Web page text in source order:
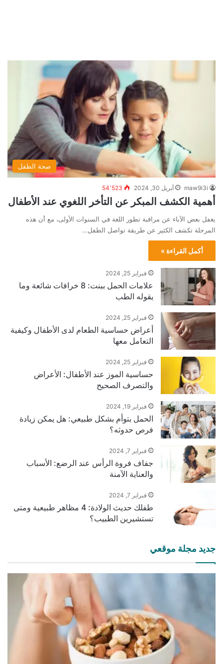
صحة الطفل
maw9i3i أبريل 30, 2024 54٬523
أهمية الكشف المبكر عن التأخر اللغوي عند الأطفال
يغفل بعض الآباء عن مراقبة تطور اللغة في السنوات الأولى، مع أن هذه
المرحلة تكشف الكثير عن طريقة تواصل الطفل…
أكمل القراءة »
فبراير 25, 2024
علامات الحمل ببنت: 8 خرافات شائعة وما
يقوله الطب
فبراير 25, 2024
أعراض حساسية الطعام لدى الأطفال وكيفية
التعامل معها
فبراير 25, 2024
حساسية الموز عند الأطفال: الأعراض
والتصرف الصحيح
فبراير 19, 2024
الحمل بتوأم بشكل طبيعي: هل يمكن زيادة
فرص حدوثه؟
فبراير 7, 2024
جفاف فروة الرأس عند الرضع: الأسباب
والعناية الآمنة
فبراير 7, 2024
طفلك حديث الولادة: 4 مظاهر طبيعية ومتى
تستشيرين الطبيب؟
جديد مجلة موقعي